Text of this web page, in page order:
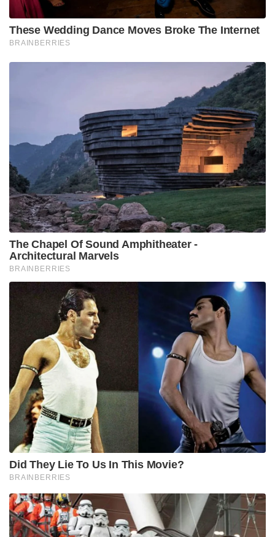
These Wedding Dance Moves Broke The Internet
BRAINBERRIES
The Chapel Of Sound Amphitheater -
Architectural Marvels
BRAINBERRIES
Did They Lie To Us In This Movie?
BRAINBERRIES